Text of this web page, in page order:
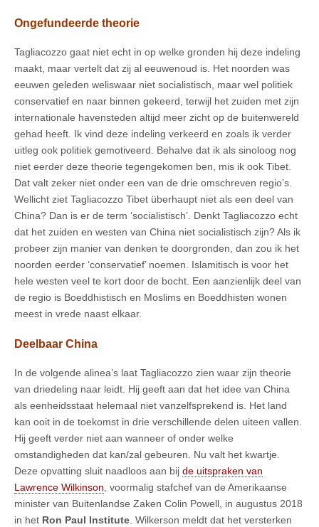
Ongefundeerde theorie
Tagliacozzo gaat niet echt in op welke gronden hij deze indeling
maakt, maar vertelt dat zij al eeuwenoud is. Het noorden was
eeuwen geleden weliswaar niet socialistisch, maar wel politiek
conservatief en naar binnen gekeerd, terwijl het zuiden met zijn
internationale havensteden altijd meer zicht op de buitenwereld
gehad heeft. Ik vind deze indeling verkeerd en zoals ik verder
uitleg ook politiek gemotiveerd. Behalve dat ik als sinoloog nog
niet eerder deze theorie tegengekomen ben, mis ik ook Tibet.
Dat valt zeker niet onder een van de drie omschreven regio’s.
Wellicht ziet Tagliacozzo Tibet überhaupt niet als een deel van
China? Dan is er de term ‘socialistisch’. Denkt Tagliacozzo echt
dat het zuiden en westen van China niet socialistisch zijn? Als ik
probeer zijn manier van denken te doorgronden, dan zou ik het
noorden eerder ‘conservatief’ noemen. Islamitisch is voor het
hele westen veel te kort door de bocht. Een aanzienlijk deel van
de regio is Boeddhistisch en Moslims en Boeddhisten wonen
meest in vrede naast elkaar.
Deelbaar China
In de volgende alinea’s laat Tagliacozzo zien waar zijn theorie
van driedeling naar leidt. Hij geeft aan dat het idee van China
als eenheidsstaat helemaal niet vanzelfsprekend is. Het land
kan ooit in de toekomst in drie verschillende delen uiteen vallen.
Hij geeft verder niet aan wanneer of onder welke
omstandigheden dat kan/zal gebeuren. Nu valt het kwartje.
Deze opvatting sluit naadloos aan bij de uitspraken van
Lawrence Wilkinson , voormalig stafchef van de Amerikaanse
minister van Buitenlandse Zaken Colin Powell, in augustus 2018
in het Ron Paul Institute . Wilkerson meldt dat het versterken